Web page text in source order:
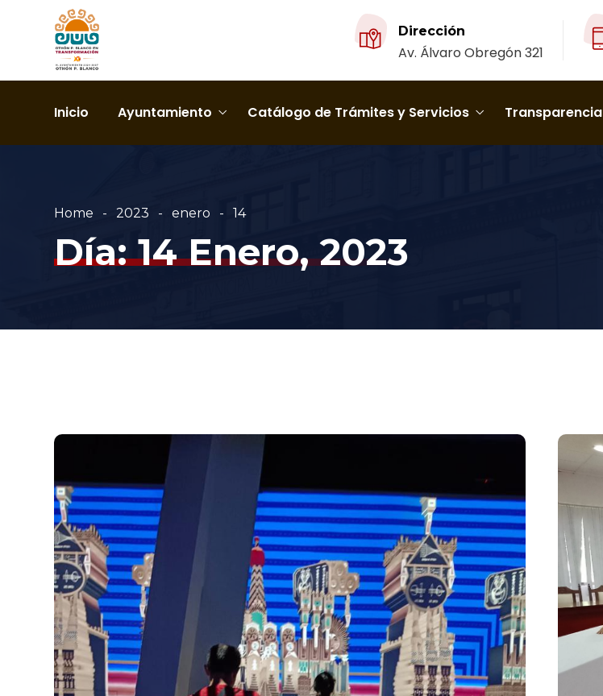
Dirección
Av. Álvaro Obregón 321
Inicio Ayuntamiento Catálogo de Trámites y Servicios Transparencia
Home 2023 enero 14
Día:14 Enero, 2023